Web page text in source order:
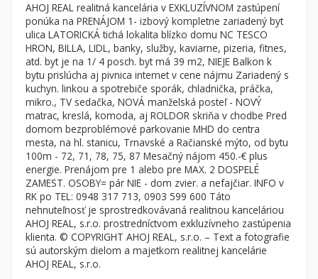
Lokalita
×
×
Bratislavský (kraj)
Byt
Garsónky
Dvojgarsónky
1-izbové
2-izbové
3-izbové
4 a viac izbové byty
Dom
Vila
Chalupa
Pozemok
Stavebné pozemky
AHOJ REAL realitná kancelária v EXKLUZÍVNOM zastúpení
ponúka na PRENÁJOM 1- izbový kompletne zariadený byt
ulica LATORICKÁ tichá lokalita blízko domu NC TESCO
HRON, BILLA, LIDL, banky, služby, kaviarne, pizeria, fitnes,
atd. byt je na 1/ 4 posch. byt má 39 m2, NIEJE Balkon k
bytu prislúcha aj pivnica internet v cene nájmu Zariadený s
kuchyn. linkou a spotrebiče sporák, chladnička, práčka,
mikro., TV sedačka, NOVÁ manželská posteľ - NOVÝ
matrac, kreslá, komoda, aj ROLDOR skriňa v chodbe Pred
domom bezproblémové parkovanie MHD do centra
mesta, na hl. stanicu, Trnavské a Račianské mýto, od bytu
100m - 72, 71, 78, 75, 87 Mesačný nájom 450.-€ plus
energie. Prenájom pre 1 alebo pre MAX. 2 DOSPELÉ
ZAMEST. OSOBY= pár NIE - dom zvier. a nefajčiar. INFO v
RK po TEL: 0948 317 713, 0903 599 600 Táto
nehnuteľnosť je sprostredkovávaná realitnou kanceláriou
AHOJ REAL, s.r.o. prostredníctvom exkluzívneho zastúpenia
klienta. © COPYRIGHT AHOJ REAL, s.r.o. – Text a fotografie
sú autorským dielom a majetkom realitnej kancelárie
AHOJ REAL, s.r.o.